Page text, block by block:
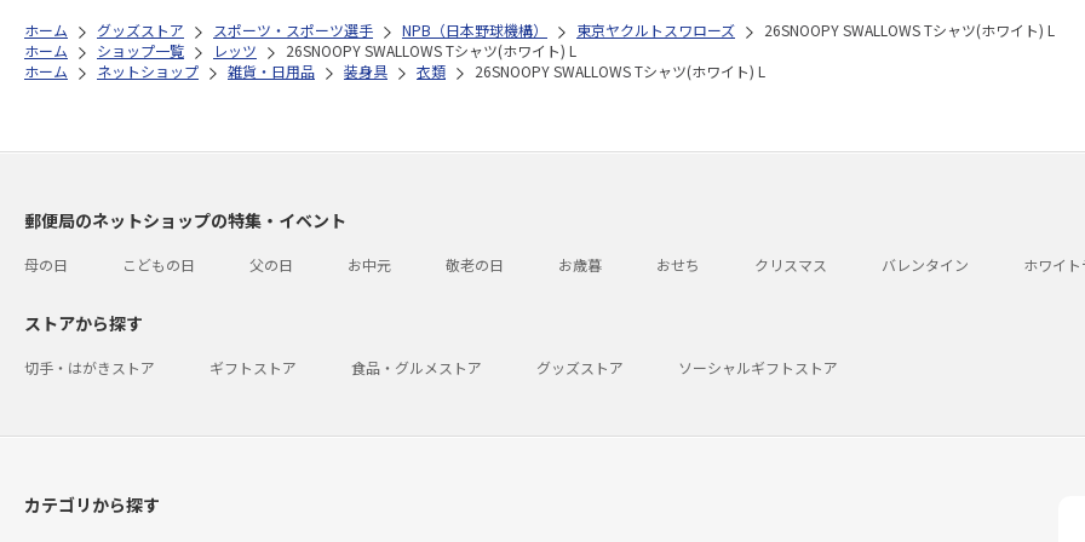
ホーム グッズストア スポーツ・スポーツ選手 NPB（日本野球機構） 東京ヤクルトスワローズ
26SNOOPY SWALLOWS Tシャツ(ホワイト) L
ホーム
ショップ一覧 レッツ
26SNOOPY SWALLOWS Tシャツ(ホワイト) L
ホーム
ネットショップ 雑貨・日用品 装身具 衣類 26SNOOPY SWALLOWS Tシャツ(ホワイト) L
郵便局のネットショップの特集・イベント
母の日 こどもの日 父の日 お中元 敬老の日 お歳暮 おせち クリスマス バレンタイン ホワイ
ストアから探す
切手・はがきストア ギフトストア 食品・グルメストア グッズストア ソーシャルギフトストア
カテゴリから探す